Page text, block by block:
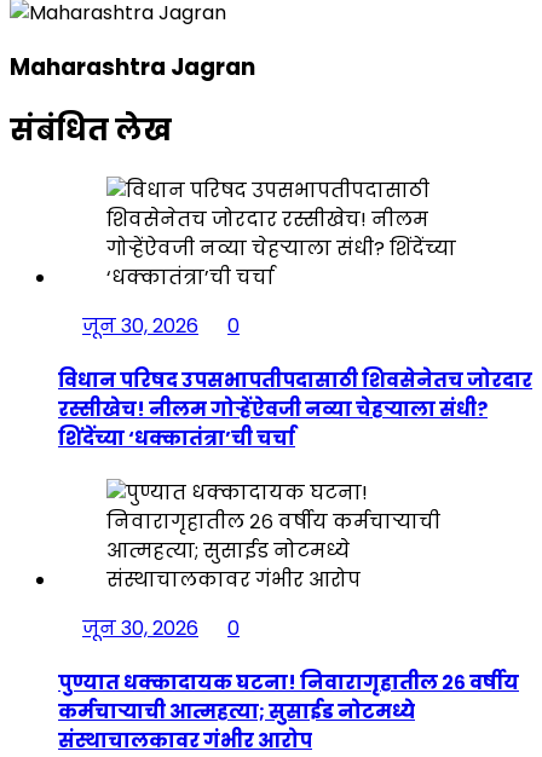
Maharashtra Jagran
संबंधित लेख
जून 30, 2026
0
विधान परिषद उपसभापतीपदासाठी शिवसेनेतच जोरदार
रस्सीखेच! नीलम गोऱ्हेंऐवजी नव्या चेहऱ्याला संधी?
शिंदेंच्या ‘धक्कातंत्रा’ची चर्चा
जून 30, 2026
0
पुण्यात धक्कादायक घटना! निवारागृहातील २६ वर्षीय
कर्मचाऱ्याची आत्महत्या; सुसाईड नोटमध्ये
संस्थाचालकावर गंभीर आरोप